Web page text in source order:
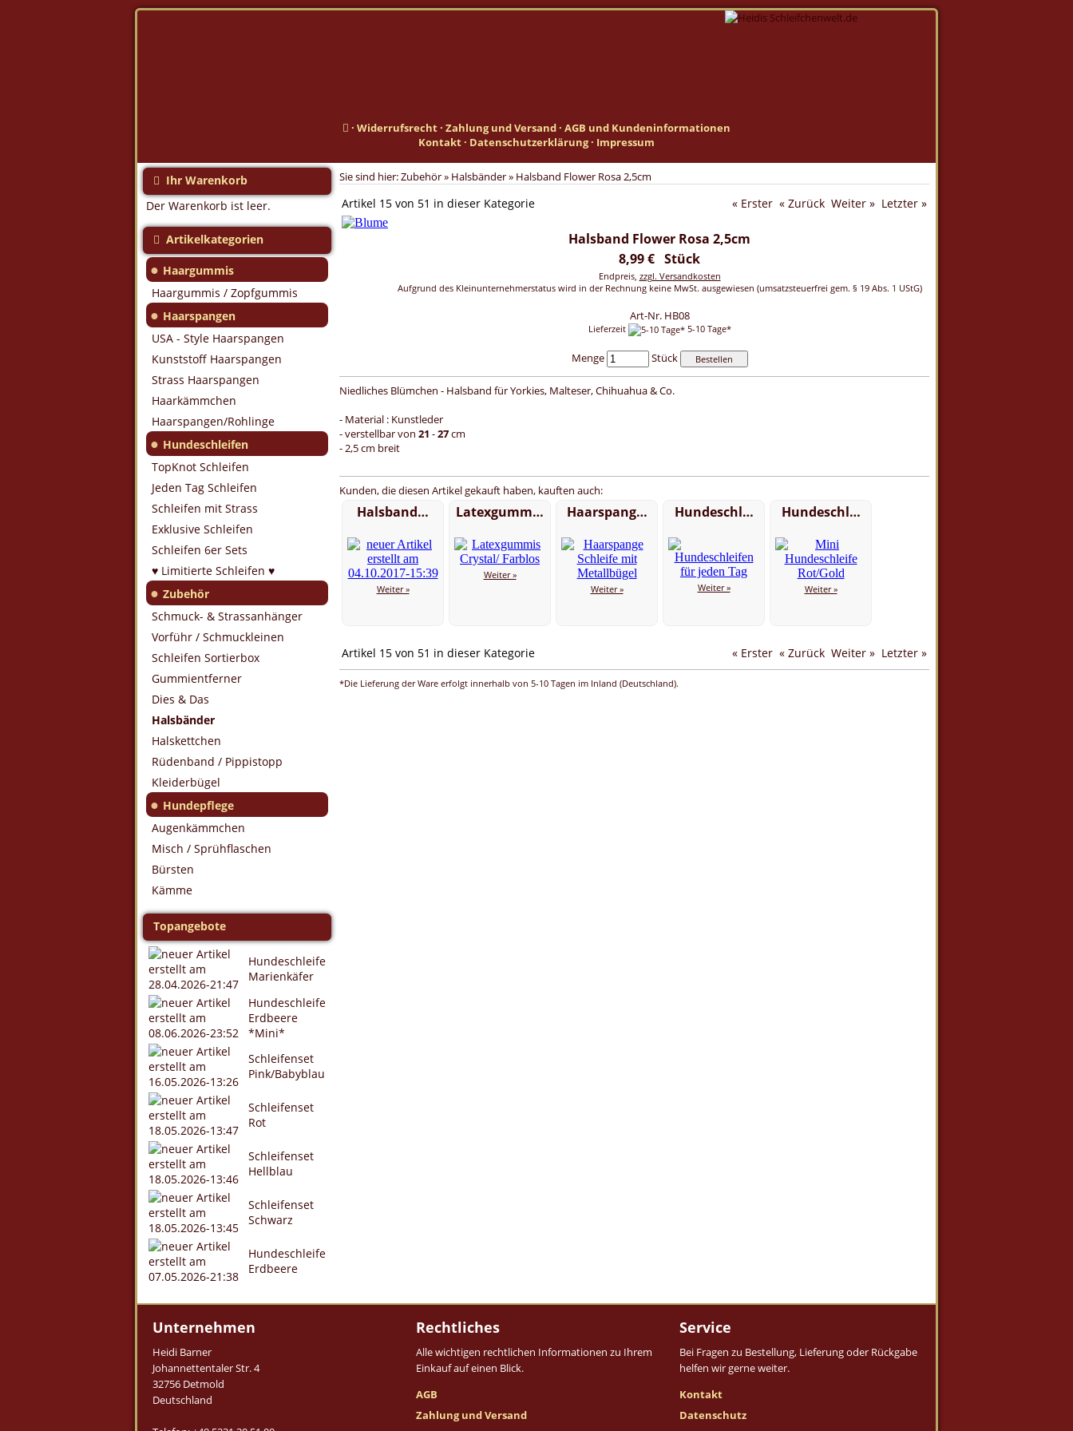
· Widerrufsrecht· Zahlung und Versand· AGB und Kundeninformationen
Kontakt· Datenschutzerklärung· Impressum
Ihr Warenkorb
Der Warenkorb ist leer.
Artikelkategorien
● Haargummis
Haargummis / Zopfgummis
● Haarspangen
USA - Style Haarspangen
Kunststoff Haarspangen
Strass Haarspangen
Haarkämmchen
Haarspangen/Rohlinge
● Hundeschleifen
TopKnot Schleifen
Jeden Tag Schleifen
Schleifen mit Strass
Exklusive Schleifen
Schleifen 6er Sets
♥ Limitierte Schleifen ♥
● Zubehör
Schmuck- & Strassanhänger
Vorführ / Schmuckleinen
Schleifen Sortierbox
Gummientferner
Dies & Das
Halsbänder
Halskettchen
Rüdenband / Pippistopp
Kleiderbügel
● Hundepflege
Augenkämmchen
Misch / Sprühflaschen
Bürsten
Kämme
Topangebote
Hundeschleife
Marienkäfer
Hundeschleife
Erdbeere
*Mini*
Schleifenset
Pink/Babyblau
Schleifenset
Rot
Schleifenset
Hellblau
Schleifenset
Schwarz
Hundeschleife
Erdbeere
Sie sind hier:Zubehör» Halsbänder» Halsband Flower Rosa 2,5cm
Artikel 15 von 51 in dieser Kategorie « Erster « Zurück Weiter » Letzter »
Halsband Flower Rosa 2,5cm
8,99 € Stück
Endpreis, zzgl. Versandkosten
Aufgrund des Kleinunternehmerstatus wird in der Rechnung keine MwSt. ausgewiesen (umsatzsteuerfrei gem. § 19 Abs. 1 UStG)
Art-Nr. HB08
Lieferzeit 5-10 Tage*
Menge Stück
Niedliches Blümchen - Halsband für Yorkies, Malteser, Chihuahua & Co.
- Material : Kunstleder
- verstellbar von 21 -27cm
- 2,5 cm breit
Kunden, die diesen Artikel gekauft haben, kauften auch:
Halsband…
Weiter »
Latexgumm…
Weiter »
Haarspang…
Weiter »
Hundeschl…
Weiter »
Hundeschl…
Weiter »
Artikel 15 von 51 in dieser Kategorie « Erster « Zurück Weiter » Letzter »
*Die Lieferung der Ware erfolgt innerhalb von 5-10 Tagen im Inland (Deutschland).
Unternehmen
Heidi Barner
Johannettentaler Str. 4
32756 Detmold
Deutschland
Rechtliches
Alle wichtigen rechtlichen Informationen zu Ihrem
Einkauf auf einen Blick.
AGB
Zahlung und Versand
Service
Bei Fragen zu Bestellung, Lieferung oder Rückgabe
helfen wir gerne weiter.
Kontakt
Datenschutz